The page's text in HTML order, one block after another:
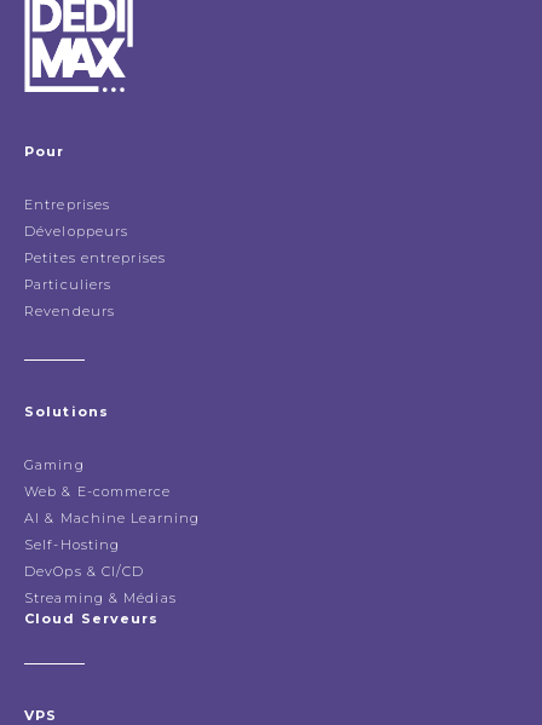
Pour
Entreprises
Développeurs
Petites entreprises
Particuliers
Revendeurs
Solutions
Gaming
Web & E-commerce
AI & Machine Learning
Self-Hosting
DevOps & CI/CD
Streaming & Médias
Cloud Serveurs
VPS